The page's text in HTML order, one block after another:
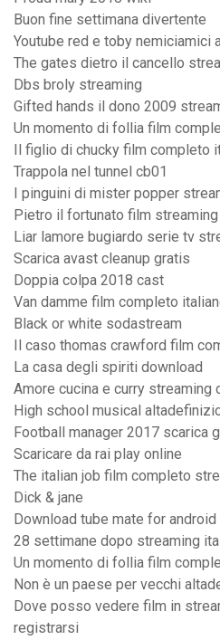
Buon fine settimana divertente
Youtube red e toby nemiciamici
The gates dietro il cancello
Dbs broly streaming
Gifted hands il dono 2009
Un momento di follia film
Il figlio di chucky film completo
Trappola nel tunnel cb01
I pinguini di mister popper
Pietro il fortunato film streaming
Liar lamore bugiardo serie tv
Scarica avast cleanup gratis
Doppia colpa 2018 cast
Van damme film completo
Black or white sodastream
Il caso thomas crawford film
La casa degli spiriti download
Amore cucina e curry streaming
High school musical
Football manager 2017 scarica
Scaricare da rai play online
The italian job film completo
Dick & jane
Download tube mate for
28 settimane dopo streaming ita
Un momento di follia film
Non è un paese per vecchi
Dove posso vedere film in
registrarsi